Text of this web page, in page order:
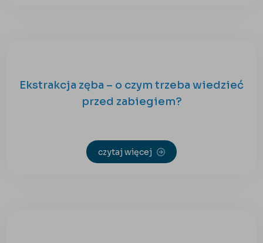
Ekstrakcja zęba – o czym trzeba wiedzieć
przed zabiegiem?
czytaj więcej